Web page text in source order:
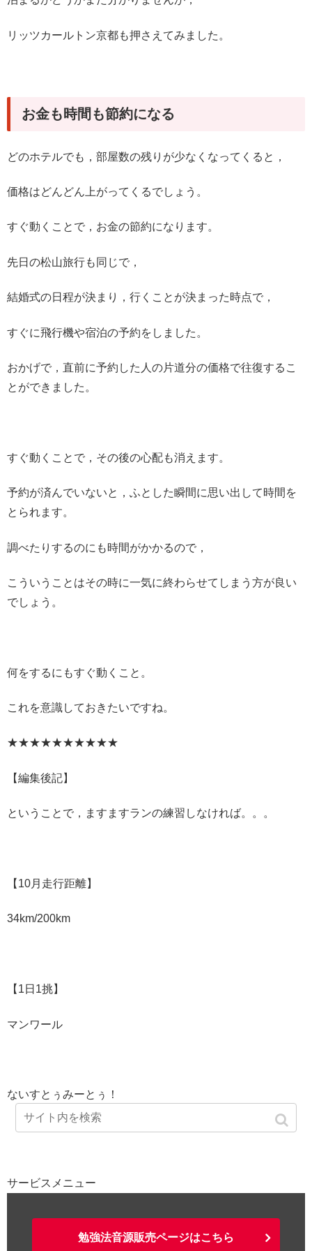
リッツカールトン京都も押さえてみました。
お金も時間も節約になる
どのホテルでも，部屋数の残りが少なくなってくると，
価格はどんどん上がってくるでしょう。
すぐ動くことで，お金の節約になります。
先日の松山旅行も同じで，
結婚式の日程が決まり，行くことが決まった時点で，
すぐに飛行機や宿泊の予約をしました。
おかげで，直前に予約した人の片道分の価格で往復するこ
とができました。
すぐ動くことで，その後の心配も消えます。
予約が済んでいないと，ふとした瞬間に思い出して時間を
とられます。
調べたりするのにも時間がかかるので，
こういうことはその時に一気に終わらせてしまう方が良い
でしょう。
何をするにもすぐ動くこと。
これを意識しておきたいですね。
★★★★★★★★★★
【編集後記】
ということで，ますますランの練習しなければ。。。
【10月走行距離】
34km/200km
【1日1挑】
マンワール
ないすとぅみーとぅ！
サービスメニュー
勉強法音源販売ページはこちら